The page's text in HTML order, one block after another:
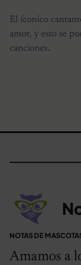
El íconico
amor, y esto se
canciones.
NOTAS DE
Amamos a